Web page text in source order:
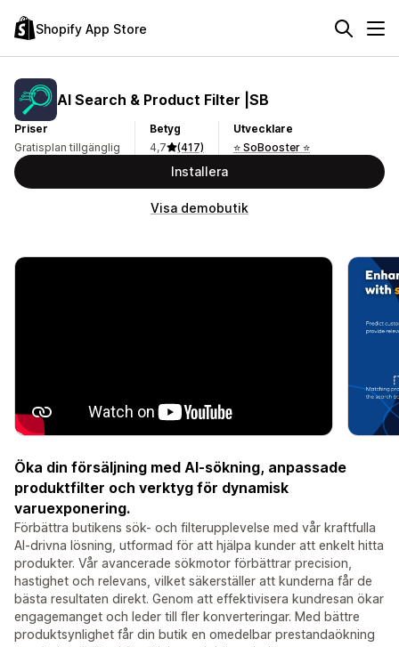
Shopify App Store
AI Search & Product Filter |SB
Priser
Gratisplan tillgänglig
Betyg
4,7
(417)
Utvecklare
⭐ SoBooster ⭐
Installera
Visa demobutik
Öka din försäljning med AI-sökning, anpassade
produktfilter och verktyg för dynamisk
varuexponering.
Förbättra butikens sök- och filterupplevelse med vår kraftfulla
AI-drivna lösning, utformad för att hjälpa kunder att enkelt hitta
produkter. Vår avancerade sökmotor förbättrar precision,
hastighet och relevans, vilket säkerställer att kunderna får de
bästa resultaten direkt. Genom att effektivisera kundresan ökar
engagemanget och leder till fler konverteringar. Med bättre
produktsynlighet får din butik en omedelbar prestandaökning